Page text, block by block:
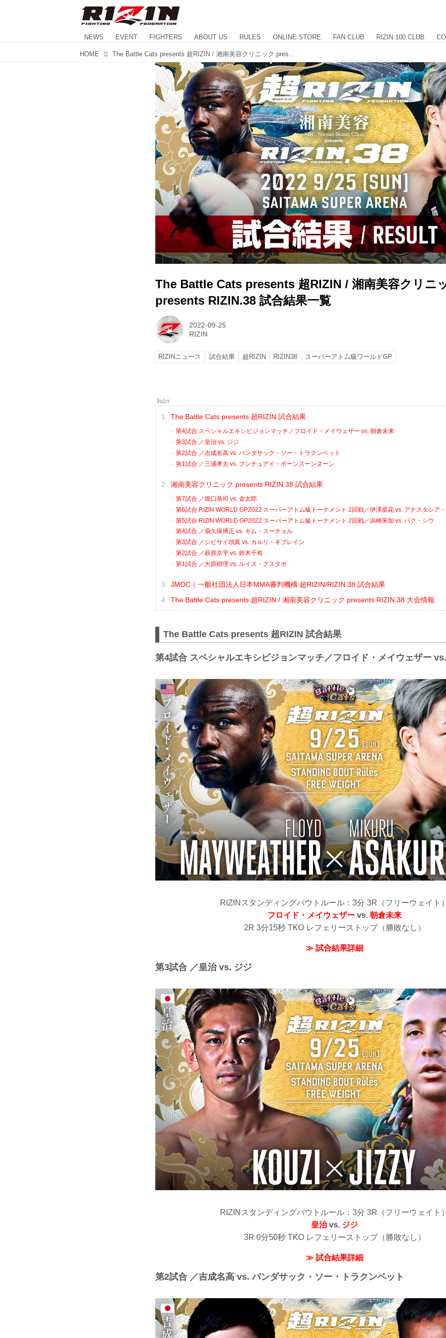
NEWS EVENT FIGHTERS ABOUT US RULES ONLINE STORE FAN CLUB RIZIN 100 CLUB
HOME
The Battle Cats presents 超RIZIN / 湘南美容クリニ
presents RIZIN.38 試合結果一覧
2022-09-25
RIZIN
RIZINニュース 試合結果 超RIZIN RIZIN38 スーパーアトム級ワールドGP
The Battle Cats presents 超RIZIN 試合結果
第4試合 スペシャルエキシビジョンマッチ／フロイド・メイウェザー vs. 朝倉未来
第3試合 ／皇治 vs. ジジ
第2試合 ／吉成名高 vs. バンダサック・ソー・トラクンペット
第1試合 ／三浦孝太 vs. ブンチュアイ・ポーンスーンヌーン
湘南美容クリニック presents RIZIN.38 試合結果
第7試合 ／堀口恭司 vs. 金太郎
第6試合 RIZIN WORLD GP2022 スーパーアトム級トーナメント 2回戦／伊澤星花 vs. アナスタシア
第5試合 RIZIN WORLD GP2022 スーパーアトム級トーナメント 2回戦／浜崎朱加 vs. パク・シウ
第4試合 ／扇久保博正 vs. キム・スーチョル
第3試合 ／シビサイ頌真 vs. カルリ・ギブレイン
第2試合 ／萩原京平 vs. 鈴木千裕
第1試合 ／大原樹理 vs. ルイス・グスタボ
JMOC｜一般社団法人日本MMA審判機構 超RIZIN/RIZIN.38 試合結果
The Battle Cats presents 超RIZIN / 湘南美容クリニック presents RIZIN.38 大会情報
The Battle Cats presents 超RIZIN 試合結果
第4試合 スペシャルエキシビジョンマッチ／フロイド・メイウェザー
RIZINスタンディングバウトルール：3分 3R（フリーウェイト
フロイド・メイウェザー vs. 朝倉未来
2R 3分15秒 TKO レフェリーストップ（勝敗なし）
≫ 試合結果詳細
第3試合 ／皇治 vs. ジジ
RIZINスタンディングバウトルール：3分 3R（フリーウェイト
皇治vs. ジジ
3R 0分50秒 TKO レフェリーストップ（勝敗なし）
≫ 試合結果詳細
第2試合 ／吉成名高 vs. バンダサック・ソー・トラクンペット